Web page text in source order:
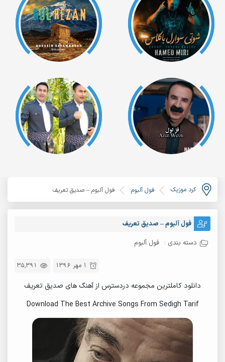
کرد موزیک فول آلبوم فول آلبوم – صدیق تعریف
فول آلبوم – صدیق تعریف
دسته بندی : فول آلبوم
35,391 1 مهر 1396
دانلود کاملترین مجموعه دردسترس از آهنگ های صدیق تعریف
Download The Best Archive Songs From Sedigh Tarif